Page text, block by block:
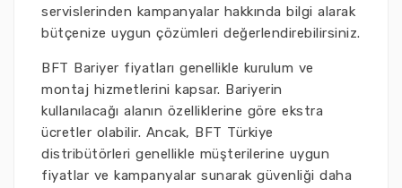
servislerinden kampanyalar hakkında bilgi alarak
bütçenize uygun çözümleri değerlendirebilirsiniz.
BFT Bariyer fiyatları genellikle kurulum ve
montaj hizmetlerini kapsar. Bariyerin
kullanılacağı alanın özelliklerine göre ekstra
ücretler olabilir. Ancak, BFT Türkiye
distribütörleri genellikle müşterilerine uygun
fiyatlar ve kampanyalar sunarak güvenliği daha